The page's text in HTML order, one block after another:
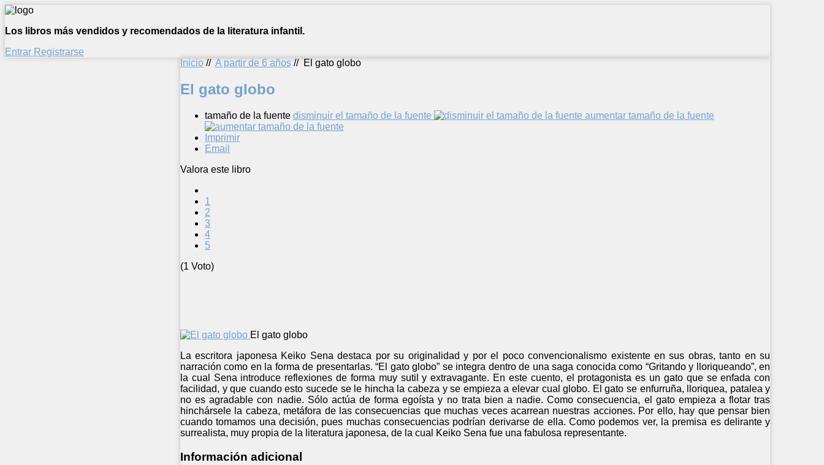
Los libros más vendidos y recomendados de la literatura infantil.
Entrar Registrarse
Inicio // A partir de 6 años // El gato globo
El gato globo
tamaño de la fuente disminuir el tamaño de la fuente aumentar tamaño de la fuente
Imprimir
Email
Valora este libro
1
2
3
4
5
(1 Voto)
El gato globo
La escritora japonesa Keiko Sena destaca por su originalidad y por el poco convencionalismo existente en sus obras, tanto en su
narración como en la forma de presentarlas. “El gato globo” se integra dentro de una saga conocida como “Gritando y lloriqueando”, en
la cual Sena introduce reflexiones de forma muy sutil y extravagante. En este cuento, el protagonista es un gato que se enfada con
facilidad, y que cuando esto sucede se le hincha la cabeza y se empieza a elevar cual globo. El gato se enfurruña, lloriquea, patalea y
no es agradable con nadie. Sólo actúa de forma egoísta y no trata bien a nadie. Como consecuencia, el gato empieza a flotar tras
hinchársele la cabeza, metáfora de las consecuencias que muchas veces acarrean nuestras acciones. Por ello, hay que pensar bien
cuando tomamos una decisión, pues muchas consecuencias podrían derivarse de ella. Como podemos ver, la premisa es delirante y
surrealista, muy propia de la literatura japonesa, de la cual Keiko Sena fue una fabulosa representante.
Información adicional